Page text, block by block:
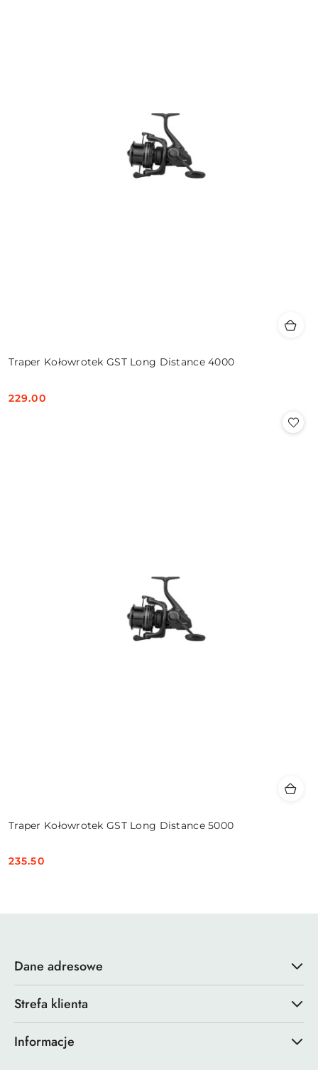
Traper Kołowrotek GST Long Distance 4000
Cena:
229.00
Traper Kołowrotek GST Long Distance 5000
Cena:
235.50
Dane adresowe
Strefa klienta
Informacje